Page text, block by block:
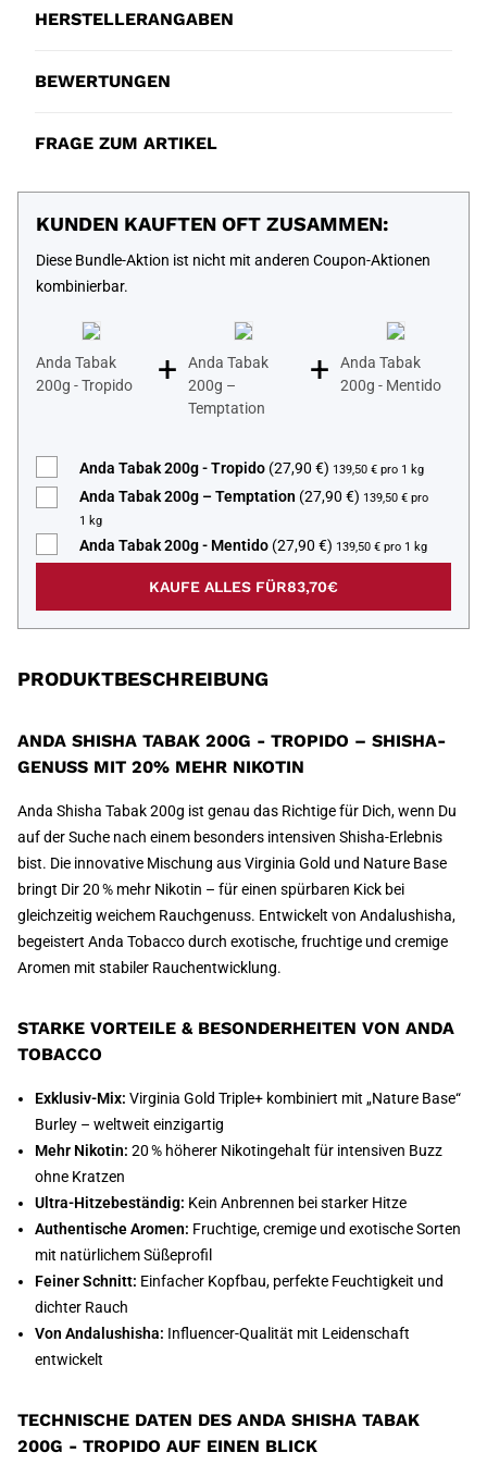
HERSTELLERANGABEN
BEWERTUNGEN
FRAGE ZUM ARTIKEL
KUNDEN KAUFTEN OFT ZUSAMMEN:
Diese Bundle-Aktion ist nicht mit anderen Coupon-Aktionen
kombinierbar.
Anda Tabak
200g - Tropido
+
Anda Tabak
200g –
Temptation
+
Anda Tabak
200g - Mentido
Anda Tabak 200g - Tropido(27,90 €) 139,50 € pro 1 kg
Anda Tabak 200g – Temptation (27,90 €) 139,50 € pro
1 kg
Anda Tabak 200g - Mentido(27,90 €) 139,50 € pro 1 kg
KAUFE ALLES FÜR83,70€
PRODUKTBESCHREIBUNG
ANDA SHISHA TABAK 200G - TROPIDO – SHISHA-
GENUSS MIT 20% MEHR NIKOTIN
Anda Shisha Tabak 200g ist genau das Richtige für Dich, wenn Du
auf der Suche nach einem besonders intensiven Shisha-Erlebnis
bist. Die innovative Mischung aus Virginia Gold und Nature Base
bringt Dir 20 % mehr Nikotin – für einen spürbaren Kick bei
gleichzeitig weichem Rauchgenuss. Entwickelt von Andalushisha,
begeistert Anda Tobacco durch exotische, fruchtige und cremige
Aromen mit stabiler Rauchentwicklung.
STARKE VORTEILE & BESONDERHEITEN VON ANDA
TOBACCO
Exklusiv-Mix: Virginia Gold Triple+ kombiniert mit „Nature Base“
Burley – weltweit einzigartig
Mehr Nikotin: 20 % höherer Nikotingehalt für intensiven Buzz
ohne Kratzen
Ultra-Hitzebeständig: Kein Anbrennen bei starker Hitze
Authentische Aromen: Fruchtige, cremige und exotische Sorten
mit natürlichem Süßeprofil
Feiner Schnitt: Einfacher Kopfbau, perfekte Feuchtigkeit und
dichter Rauch
Von Andalushisha: Influencer-Qualität mit Leidenschaft
entwickelt
TECHNISCHE DATEN DES ANDA SHISHA TABAK
200G - TROPIDO AUF EINEN BLICK